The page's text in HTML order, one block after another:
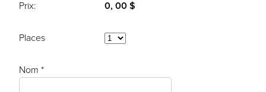
Prix: 0, 00 $
Places
Nom *